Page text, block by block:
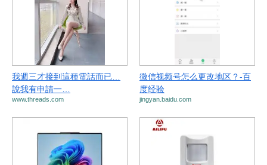
我週三才接到這種電話而已…
說我有申請一…
www.threads.com
微信视频号怎么更改地区？-百
度经验
jingyan.baidu.com